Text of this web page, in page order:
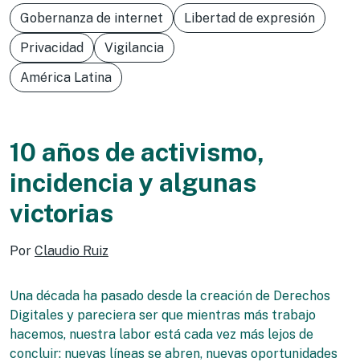
Gobernanza de internet
Libertad de expresión
Privacidad
Vigilancia
América Latina
10 años de activismo,
incidencia y algunas
victorias
Por Claudio Ruiz
Una década ha pasado desde la creación de Derechos
Digitales y pareciera ser que mientras más trabajo
hacemos, nuestra labor está cada vez más lejos de
concluir: nuevas líneas se abren, nuevas oportunidades